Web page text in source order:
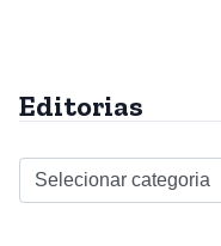
Editorias